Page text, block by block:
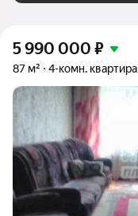
5 990 000 ₽
87 м² 4-комн. квартира